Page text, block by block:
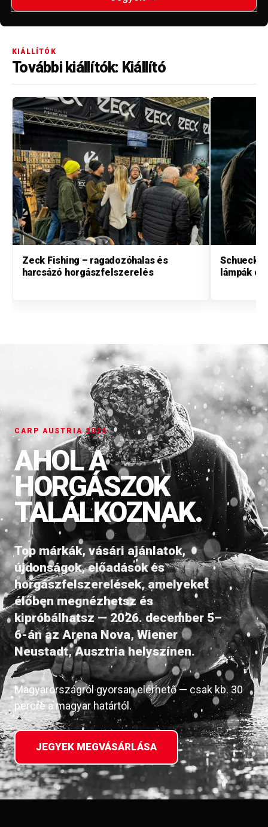
KIÁLLÍTÓK
További kiállítók: Kiállító
Zeck Fishing – ragadozóhalas és
harcsázó horgászfelszerelés
lámpák
CARP AUSTRIA 2026
AHOL A
HORGÁSZOK
TALÁLKOZNAK.
Top márkák, vásári ajánlatok,
újdonságok, előadások és
horgászfelszerelések, amelyeket
élőben megnézhetsz és
kipróbálhatsz — 2026. december 5–
6-án az Arena Nova, Wiener
Neustadt, Ausztria helyszínen.
Magyarországról gyorsan elérhető — csak kb. 30
percre a magyar határtól.
JEGYEK MEGVÁSÁRLÁSA